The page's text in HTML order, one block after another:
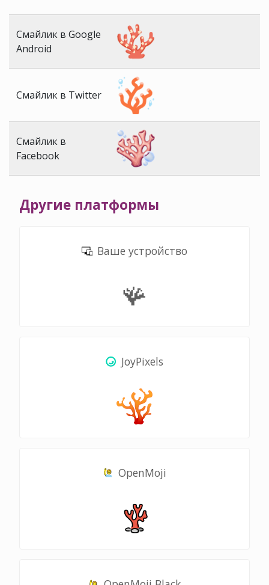
Смайлик в Google
Android
Смайлик в Twitter
Смайлик в
Facebook
Другие платформы
Ваше устройство
🪸
JoyPixels
OpenMoji